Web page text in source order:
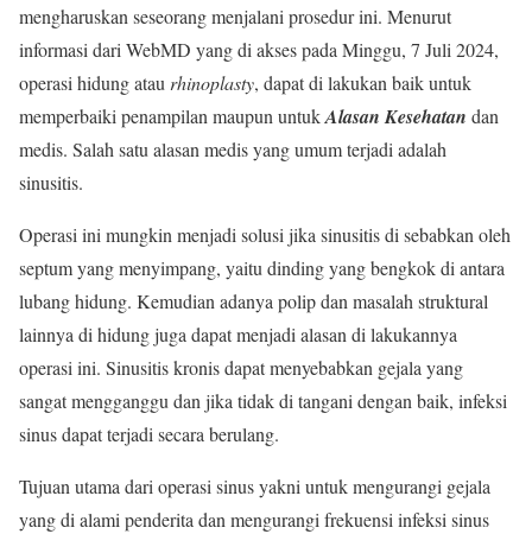
mengharuskan seseorang menjalani prosedur ini. Menurut
informasi dari WebMD yang di akses pada Minggu, 7 Juli 2024,
operasi hidung ataurhinoplasty, dapat di lakukan baik untuk
memperbaiki penampilan maupun untukAlasan Kesehatan dan
medis. Salah satu alasan medis yang umum terjadi adalah
sinusitis.
Operasi ini mungkin menjadi solusi jika sinusitis di sebabkan oleh
septum yang menyimpang, yaitu dinding yang bengkok di antara
lubang hidung. Kemudian adanya polip dan masalah struktural
lainnya di hidung juga dapat menjadi alasan di lakukannya
operasi ini. Sinusitis kronis dapat menyebabkan gejala yang
sangat mengganggu dan jika tidak di tangani dengan baik, infeksi
sinus dapat terjadi secara berulang.
Tujuan utama dari operasi sinus yakni untuk mengurangi gejala
yang di alami penderita dan mengurangi frekuensi infeksi sinus